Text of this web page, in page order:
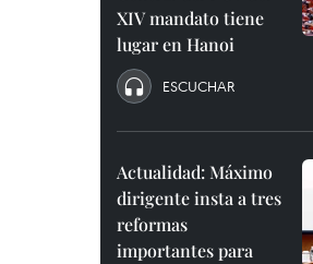
XIV mandato tiene
lugar en Hanoi
ESCUCHAR
Actualidad: Máximo
dirigente insta a tres
reformas
importantes para